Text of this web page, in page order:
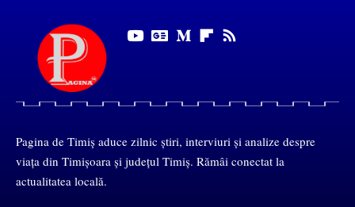
Pagina de Timiș aduce zilnic știri, interviuri și analize despre
viața din Timișoara și județul Timiș. Rămâi conectat la
actualitatea locală.